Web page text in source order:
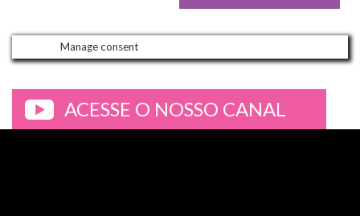
Manage consent
ACESSE O NOSSO CANAL